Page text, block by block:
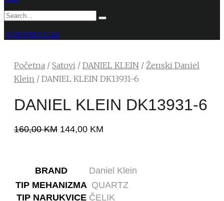
0,00 KM 0 Cart
Početna / Satovi / DANIEL KLEIN / Ženski Daniel
Klein / DANIEL KLEIN DK13931-6
DANIEL KLEIN DK13931-6
160,00KM 144,00 KM
BRAND
Daniel Klein
TIP MEHANIZMA QUARTZ
TIP NARUKVICE ČELIK